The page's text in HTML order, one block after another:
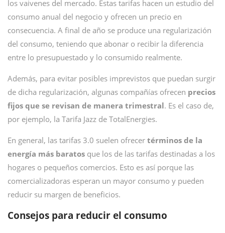
los vaivenes del mercado. Estas tarifas hacen un estudio del
consumo anual del negocio y ofrecen un precio en
consecuencia. A final de año se produce una regularización
del consumo, teniendo que abonar o recibir la diferencia
entre lo presupuestado y lo consumido realmente.
Además, para evitar posibles imprevistos que puedan surgir
de dicha regularización, algunas compañías ofrecen precios
fijos que se revisan de manera trimestral. Es el caso de,
por ejemplo, la Tarifa Jazz de TotalEnergies.
En general, las tarifas 3.0 suelen ofrecer términos de la
energía más baratos que los de las tarifas destinadas a los
hogares o pequeños comercios. Esto es así porque las
comercializadoras esperan un mayor consumo y pueden
reducir su margen de beneficios.
Consejos para reducir el consumo